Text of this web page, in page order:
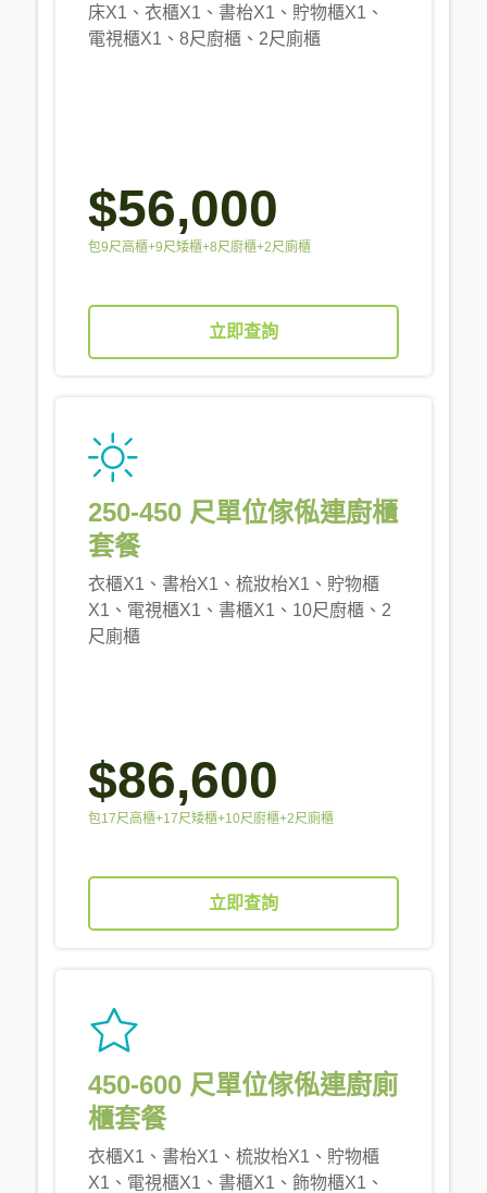
床X1、衣櫃X1、書枱X1、貯物櫃X1、
電視櫃X1、8尺廚櫃、2尺廁櫃
$56,000
包9尺高櫃+9尺矮櫃+8尺廚櫃+2尺廁櫃
立即查詢
250-450 尺單位傢俬連廚櫃
套餐
衣櫃X1、書枱X1、梳妝枱X1、貯物櫃
X1、電視櫃X1、書櫃X1、10尺廚櫃、2
尺廁櫃
$86,600
包17尺高櫃+17尺矮櫃+10尺廚櫃+2尺廁櫃
立即查詢
450-600 尺單位傢俬連廚廁
櫃套餐
衣櫃X1、書枱X1、梳妝枱X1、貯物櫃
X1、電視櫃X1、書櫃X1、飾物櫃X1、